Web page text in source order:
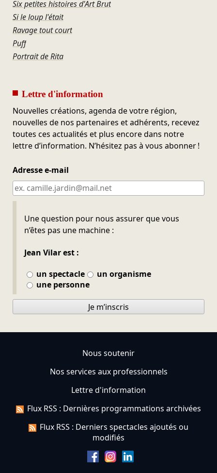
Six petites histoires d'Art Brut
Si le loup l'était
Ravage tout court
Puff
Portrait de Rita
Lettre d'information
Nouvelles créations, agenda de votre région,
nouvelles de nos partenaires et adhérents, recevez
toutes ces actualités et plus encore dans notre
lettre d’information. N’hésitez pas à vous abonner !
Adresse e-mail
Une question pour nous assurer que vous
n’êtes pas une machine :
Jean Vilar est :
un spectacle
un organisme
une personne
Ne pas remplir
Je m’inscris
Nous soutenir
Nos services aux professionnels
Lettre d'information
Flux RSS : Dernières programmations archivées
Flux RSS : Derniers spectacles ajoutés ou
modifiés